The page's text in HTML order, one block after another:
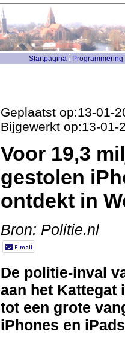
Startpagina Programmering
Geplaatst op:13-01-
Bijgewerkt op:13-01-
Voor 19,3
gestolen
ontdekt in
Bron: Politie.nl
De politie-inval
aan het Kattegat
tot een grote
iPhones en